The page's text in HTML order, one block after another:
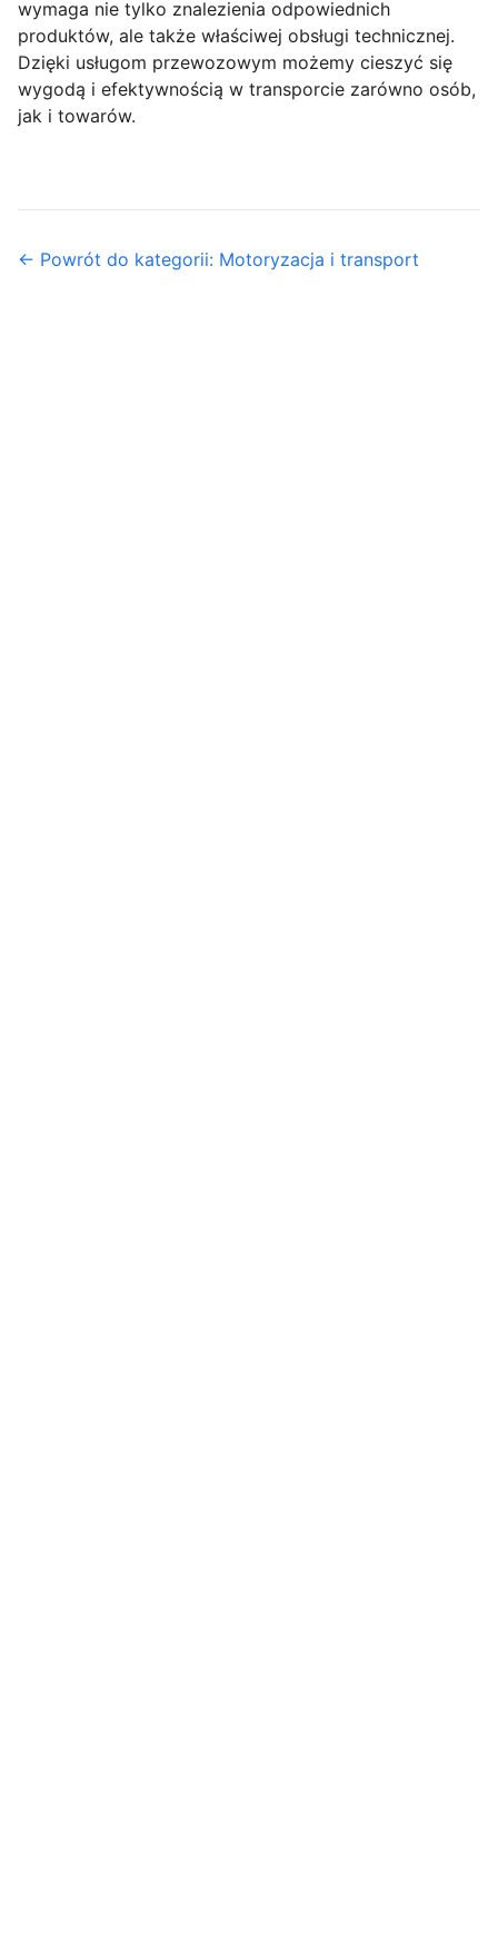
wymaga nie tylko znalezienia odpowiednich
produktów, ale także właściwej obsługi technicznej.
Dzięki usługom przewozowym możemy cieszyć się
wygodą i efektywnością w transporcie zarówno osób,
jak i towarów.
← Powrót do kategorii: Motoryzacja i transport